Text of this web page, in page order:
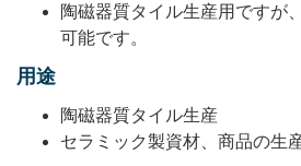
陶磁器質タイル生産用ですが
可能です。
用途
陶磁器質タイル生産
セラミック製資材、商品の生